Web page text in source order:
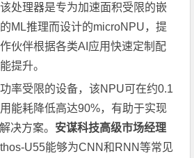
处理器是专为加速面积受限的嵌
ML推理而设计的microNPU，提
伙伴根据各类AI应用快速定制配
提升。
率受限的设备，该NPU可在约0.1
能耗降低高达90%，有助于实现
决方案。 安谋科技高级市场经理
U55能够为CNN和RNN等常见